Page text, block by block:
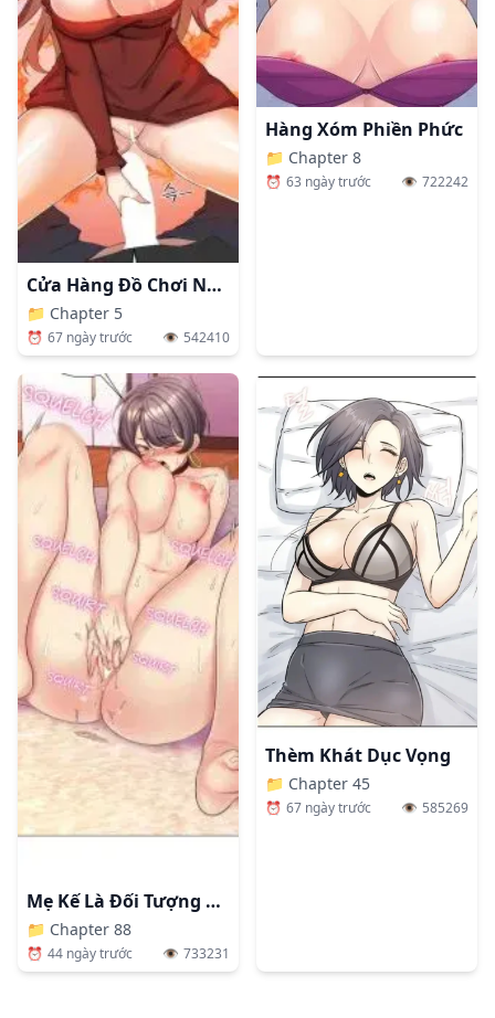
Cửa Hàng Đồ Chơi Người Lớn Ở Thế Giới Lạ
📁 Chapter 5
⏰ 67 ngày trước 👁️ 542410
Hàng Xóm Phiền Phức
📁 Chapter 8
⏰ 63 ngày trước 👁️ 722242
Mẹ Kế Là Đối Tượng Làm Tình Của Tôi
📁 Chapter 88
⏰ 44 ngày trước 👁️ 733231
Thèm Khát Dục Vọng
📁 Chapter 45
⏰ 67 ngày trước 👁️ 585269